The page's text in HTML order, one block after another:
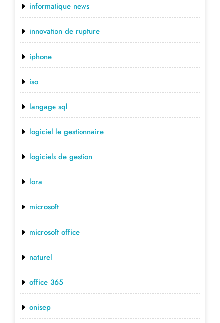
informatique news
innovation de rupture
iphone
iso
langage sql
logiciel le gestionnaire
logiciels de gestion
lora
microsoft
microsoft office
naturel
office 365
onisep